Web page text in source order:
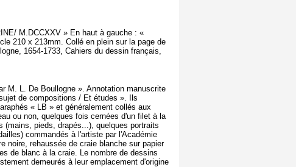
M.DCCXXV » En haut à gauche : «
210 x 213mm. Collé en plein sur la page de
1654-1733, Cahiers du dessin français,
M. L. De Boullogne ». Annotation manuscrite
de compositions / Et études ». Ils
« LB » et généralement collés aux
ou non, quelques fois cernées d'un filet à la
(mains, pieds, drapés...), quelques portraits
commandés à l'artiste par l'Académie
noire, rehaussée de craie blanche sur papier
de blanc à la craie. Le nombre de dessins
demeurés à leur emplacement d'origine